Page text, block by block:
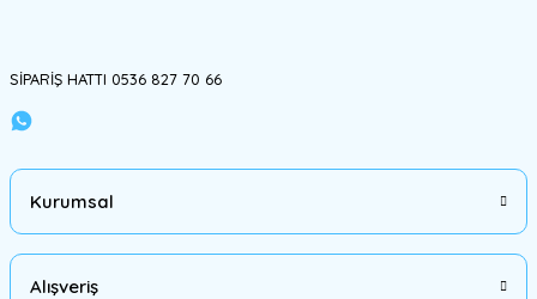
SİPARİŞ HATTI 0536 827 70 66
Kurumsal
Alışveriş